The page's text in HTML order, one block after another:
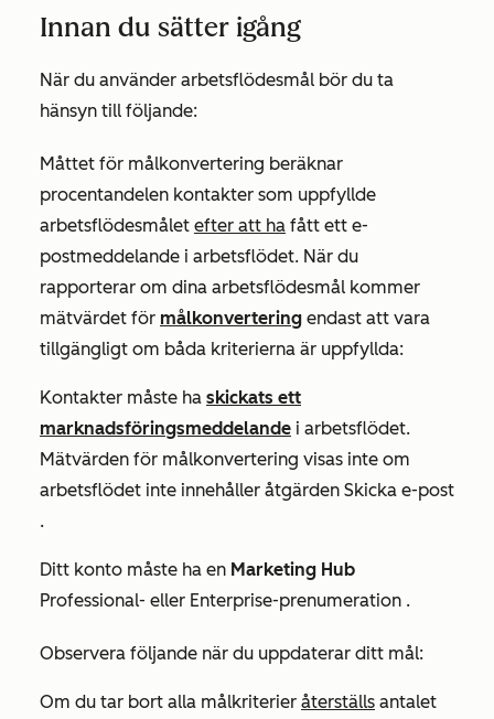
Innan du sätter igång
När du använder arbetsflödesmål bör du ta
hänsyn till följande:
Måttet för målkonvertering beräknar
procentandelen kontakter som uppfyllde
arbetsflödesmålet efter att ha fått ett e-
postmeddelande i arbetsflödet. När du
rapporterar om dina arbetsflödesmål kommer
mätvärdet för målkonvertering endast att vara
tillgängligt om båda kriterierna är uppfyllda:
Kontakter måste ha skickats ett
marknadsföringsmeddelande i arbetsflödet.
Mätvärden för målkonvertering visas inte om
arbetsflödet inte innehåller åtgärden Skicka e-post
.
Ditt konto måste ha en Marketing Hub
Professional- eller Enterprise-prenumeration .
Observera följande när du uppdaterar ditt mål:
Om du tar bort alla målkriterier återställs antalet